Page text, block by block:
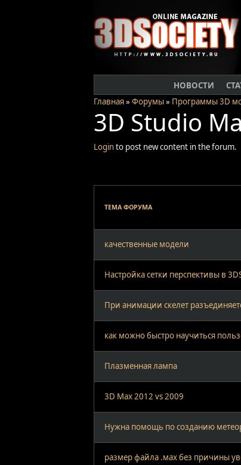
НОВОСТИ
Главная» Форумы» Программы 3D
3D Studio
Loginto post new content in the forum.
ТЕМА ФОРУМА
качественные модели
Настройка сетки перспективы в
При анимации скелет
как можно быстро научиться
Плазменная лампа
3D Max 2012 vs 2009
Нужна помощь по созданию
размер файла .мах без причины